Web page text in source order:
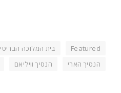
Featured בית המלוכה הבריטי
הנסיך הארי
הנסיך וויליאם